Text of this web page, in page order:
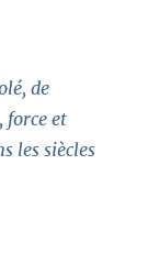
de
force et
les siècles